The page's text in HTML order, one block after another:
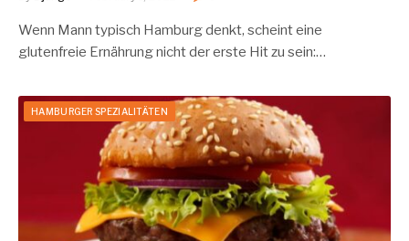
Wenn Mann typisch Hamburg denkt, scheint eine
glutenfreie Ernährung nicht der erste Hit zu sein:…
HAMBURGER SPEZIALITÄTEN